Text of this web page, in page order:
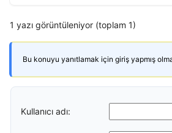
1 yazı görüntüleniyor (toplam 1)
Bu konuyu yanıtlamak için giriş yapmış
Kullanıcı adı: